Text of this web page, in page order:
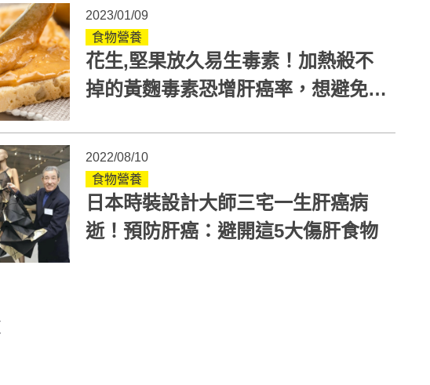
2023/01/09
食物營養
花生,堅果放久易生毒素！加熱殺不
掉的黃麴毒素恐增肝癌率，想避免這
2022/08/10
食物營養
日本時裝設計大師三宅一生肝癌病
逝！預防肝癌：避開這5大傷肝食物